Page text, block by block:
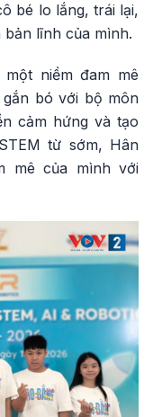
bé lo lắng, trái lại,
lĩnh của mình.
niềm đam mê
bó với bộ môn
cảm hứng và tạo
từ sớm, Hân
mê của mình với